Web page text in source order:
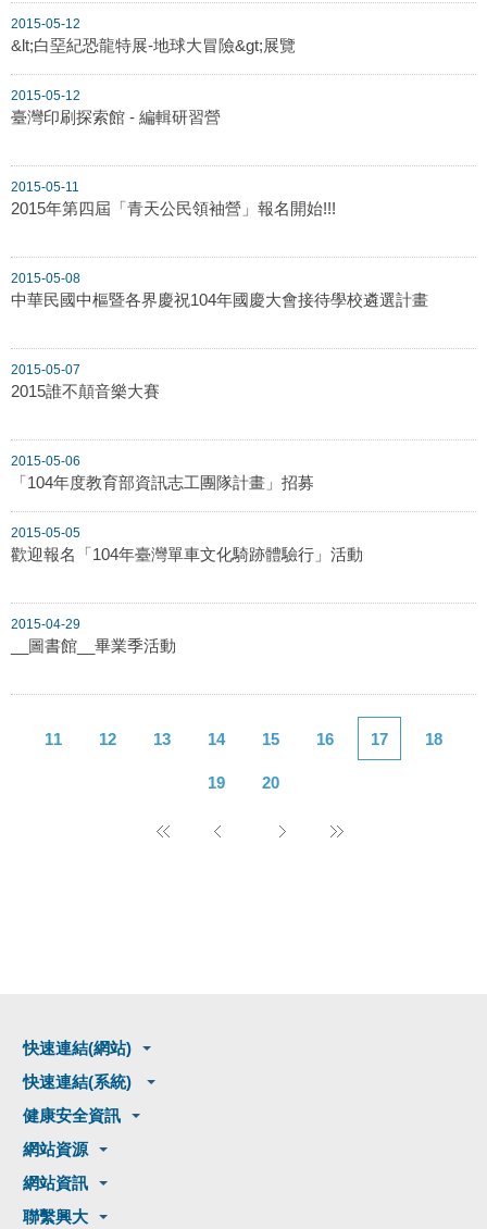
2015-05-12
&lt;白堊紀恐龍特展-地球大冒險&gt;展覽
2015-05-12
臺灣印刷探索館 - 編輯研習營
2015-05-11
2015年第四屆「青天公民領袖營」報名開始!!!
2015-05-08
中華民國中樞暨各界慶祝104年國慶大會接待學校遴選計畫
2015-05-07
2015誰不顛音樂大賽
2015-05-06
「104年度教育部資訊志工團隊計畫」招募
2015-05-05
歡迎報名「104年臺灣單車文化騎跡體驗行」活動
2015-04-29
__圖書館__畢業季活動
11 12 13 14 15 16 17 18
19 20
快速連結(網站)
快速連結(系統)
健康安全資訊
網站資源
網站資訊
聯繫興大